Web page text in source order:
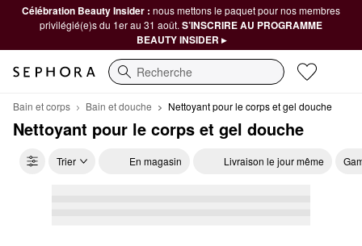
Célébration Beauty Insider : nous mettons le paquet pour nos membres
privilégié(e)s du 1er au 31 août. S’INSCRIRE AU PROGRAMME
BEAUTY INSIDER ▸
Recherche
Bain et corps Bain et douche Nettoyant pour le corps et gel douche
Nettoyant pour le corps et gel douche
Trier En magasin Livraison le jour même